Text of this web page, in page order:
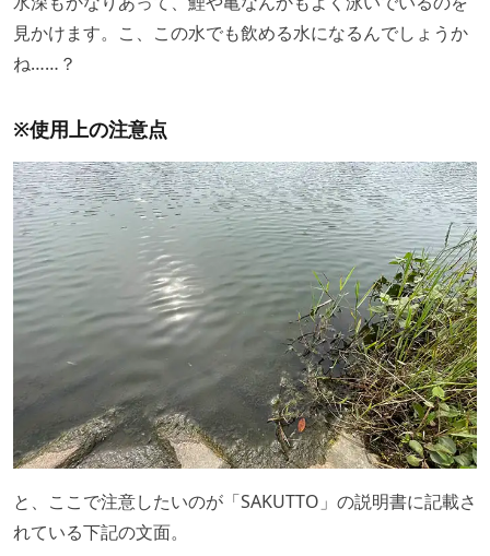
見かけます。こ、この水でも飲める水になるんでしょうか
ね……？
※使用上の注意点
と、ここで注意したいのが「SAKUTTO」の説明書に記載さ
れている下記の文面。